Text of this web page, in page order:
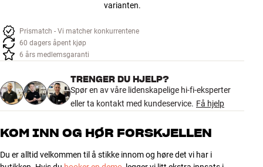
Tilbehør
MERKER
NYHETER
TILBUD
varianten.
Prismatch - Vi matcher konkurrentene
60 dagers åpent kjøp
6 års medlemsgaranti
TRENGER DU HJELP?
Spør en av våre lidenskapelige hi-fi-eksperter
eller ta kontakt med kundeservice. Få hjelp
KOM INN OG HØR FORSKJELLEN
Du er alltid velkommen til å stikke innom og høre det vi har i